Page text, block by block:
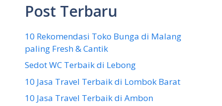
Post Terbaru
10 Rekomendasi Toko Bunga di Malang
paling Fresh & Cantik
Sedot WC Terbaik di Lebong
10 Jasa Travel Terbaik di Lombok Barat
10 Jasa Travel Terbaik di Ambon